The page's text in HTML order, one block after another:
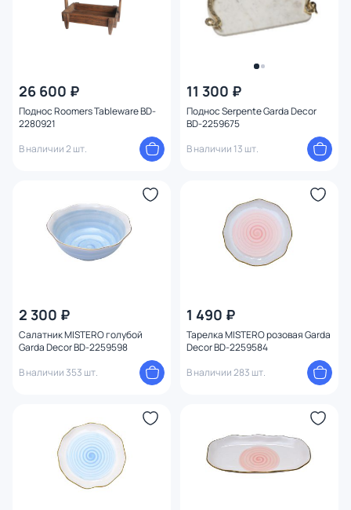
26 600 ₽
Поднос Roomers Tableware BD-
2280921
В наличии 2 шт.
11 300 ₽
Поднос Serpente Garda Decor
BD-2259675
В наличии 13 шт.
2 300 ₽
Салатник MISTERO голубой
Garda Decor BD-2259598
В наличии 353 шт.
1 490 ₽
Тарелка MISTERO розовая Garda
Decor BD-2259584
В наличии 283 шт.